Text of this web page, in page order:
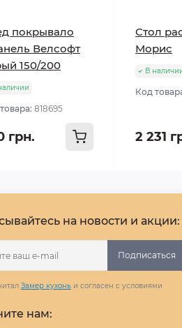
покрывало
Велсофт
150/200
818695
грн.
Стол
Морис
В
Код
2 231
на новости и акции:
Подписаться
Замер кухонь и согласен с условиями
нам: